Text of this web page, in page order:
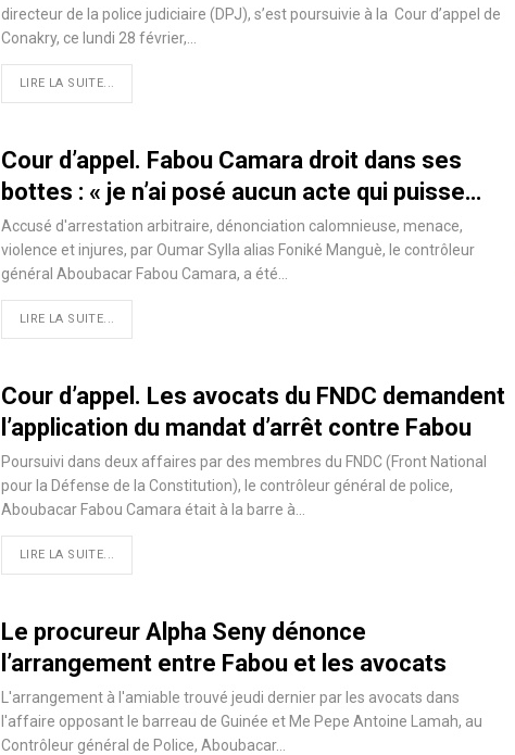
directeur de la police judiciaire (DPJ), s’est poursuivie à la Cour d’appel de
Conakry, ce lundi 28 février,…
LIRE LA SUITE...
Cour d’appel. Fabou Camara droit dans ses
bottes : « je n’ai posé aucun acte qui puisse…
Accusé d'arrestation arbitraire, dénonciation calomnieuse, menace,
violence et injures, par Oumar Sylla alias Foniké Manguè, le contrôleur
général Aboubacar Fabou Camara, a été…
LIRE LA SUITE...
Cour d’appel. Les avocats du FNDC demandent
l’application du mandat d’arrêt contre Fabou
Poursuivi dans deux affaires par des membres du FNDC (Front National
pour la Défense de la Constitution), le contrôleur général de police,
Aboubacar Fabou Camara était à la barre à…
LIRE LA SUITE...
Le procureur Alpha Seny dénonce
l’arrangement entre Fabou et les avocats
L'arrangement à l'amiable trouvé jeudi dernier par les avocats dans
l'affaire opposant le barreau de Guinée et Me Pepe Antoine Lamah, au
Contrôleur général de Police, Aboubacar…